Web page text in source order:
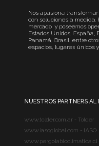
Nos apasiona
con soluciones a medida.
mercado y poseemos
Estados Unidos, España,
Panamá, Brasil, entre
espacios, lugares únicos
NUESTROS PARTNERS AL
www.tolder.com.ar - Tolder
www.iasoglobal.com - IASO
www.pergolabioclimatica.cl